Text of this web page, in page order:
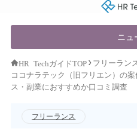
HR
ニュ
HR TechガイドTOP
フリーラン
ココナラテック（旧フリエン）の
ス・副業におすすめか口コミ調査
フリーランス